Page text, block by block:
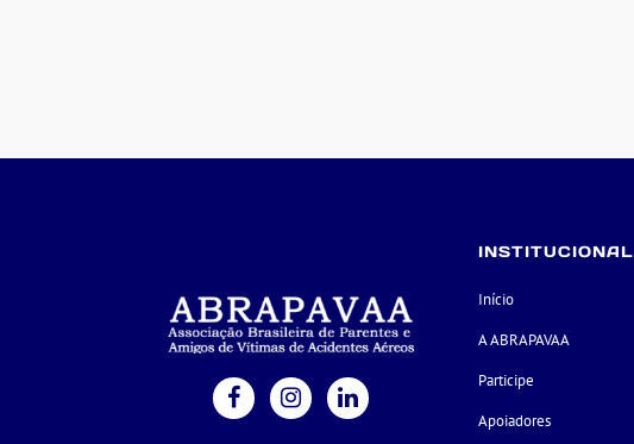
INSTITUCIONAL
Início
A ABRAPAVAA
Participe
Apoiadores